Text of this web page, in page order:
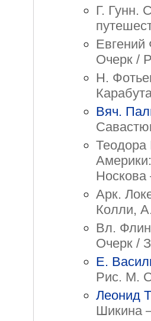
Г. Гунн.
Евгений
Очерк /
Н.
Вяч.
Теодора
Носкова
Арк.
Колли,
Вл.
Очерк /
Е.
Рис. М.
Леонид
Шикина